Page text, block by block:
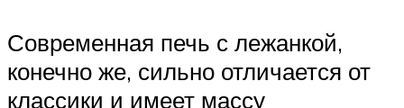
Современная печь с лежанкой,
конечно же, сильно отличается от
классики и имеет массу